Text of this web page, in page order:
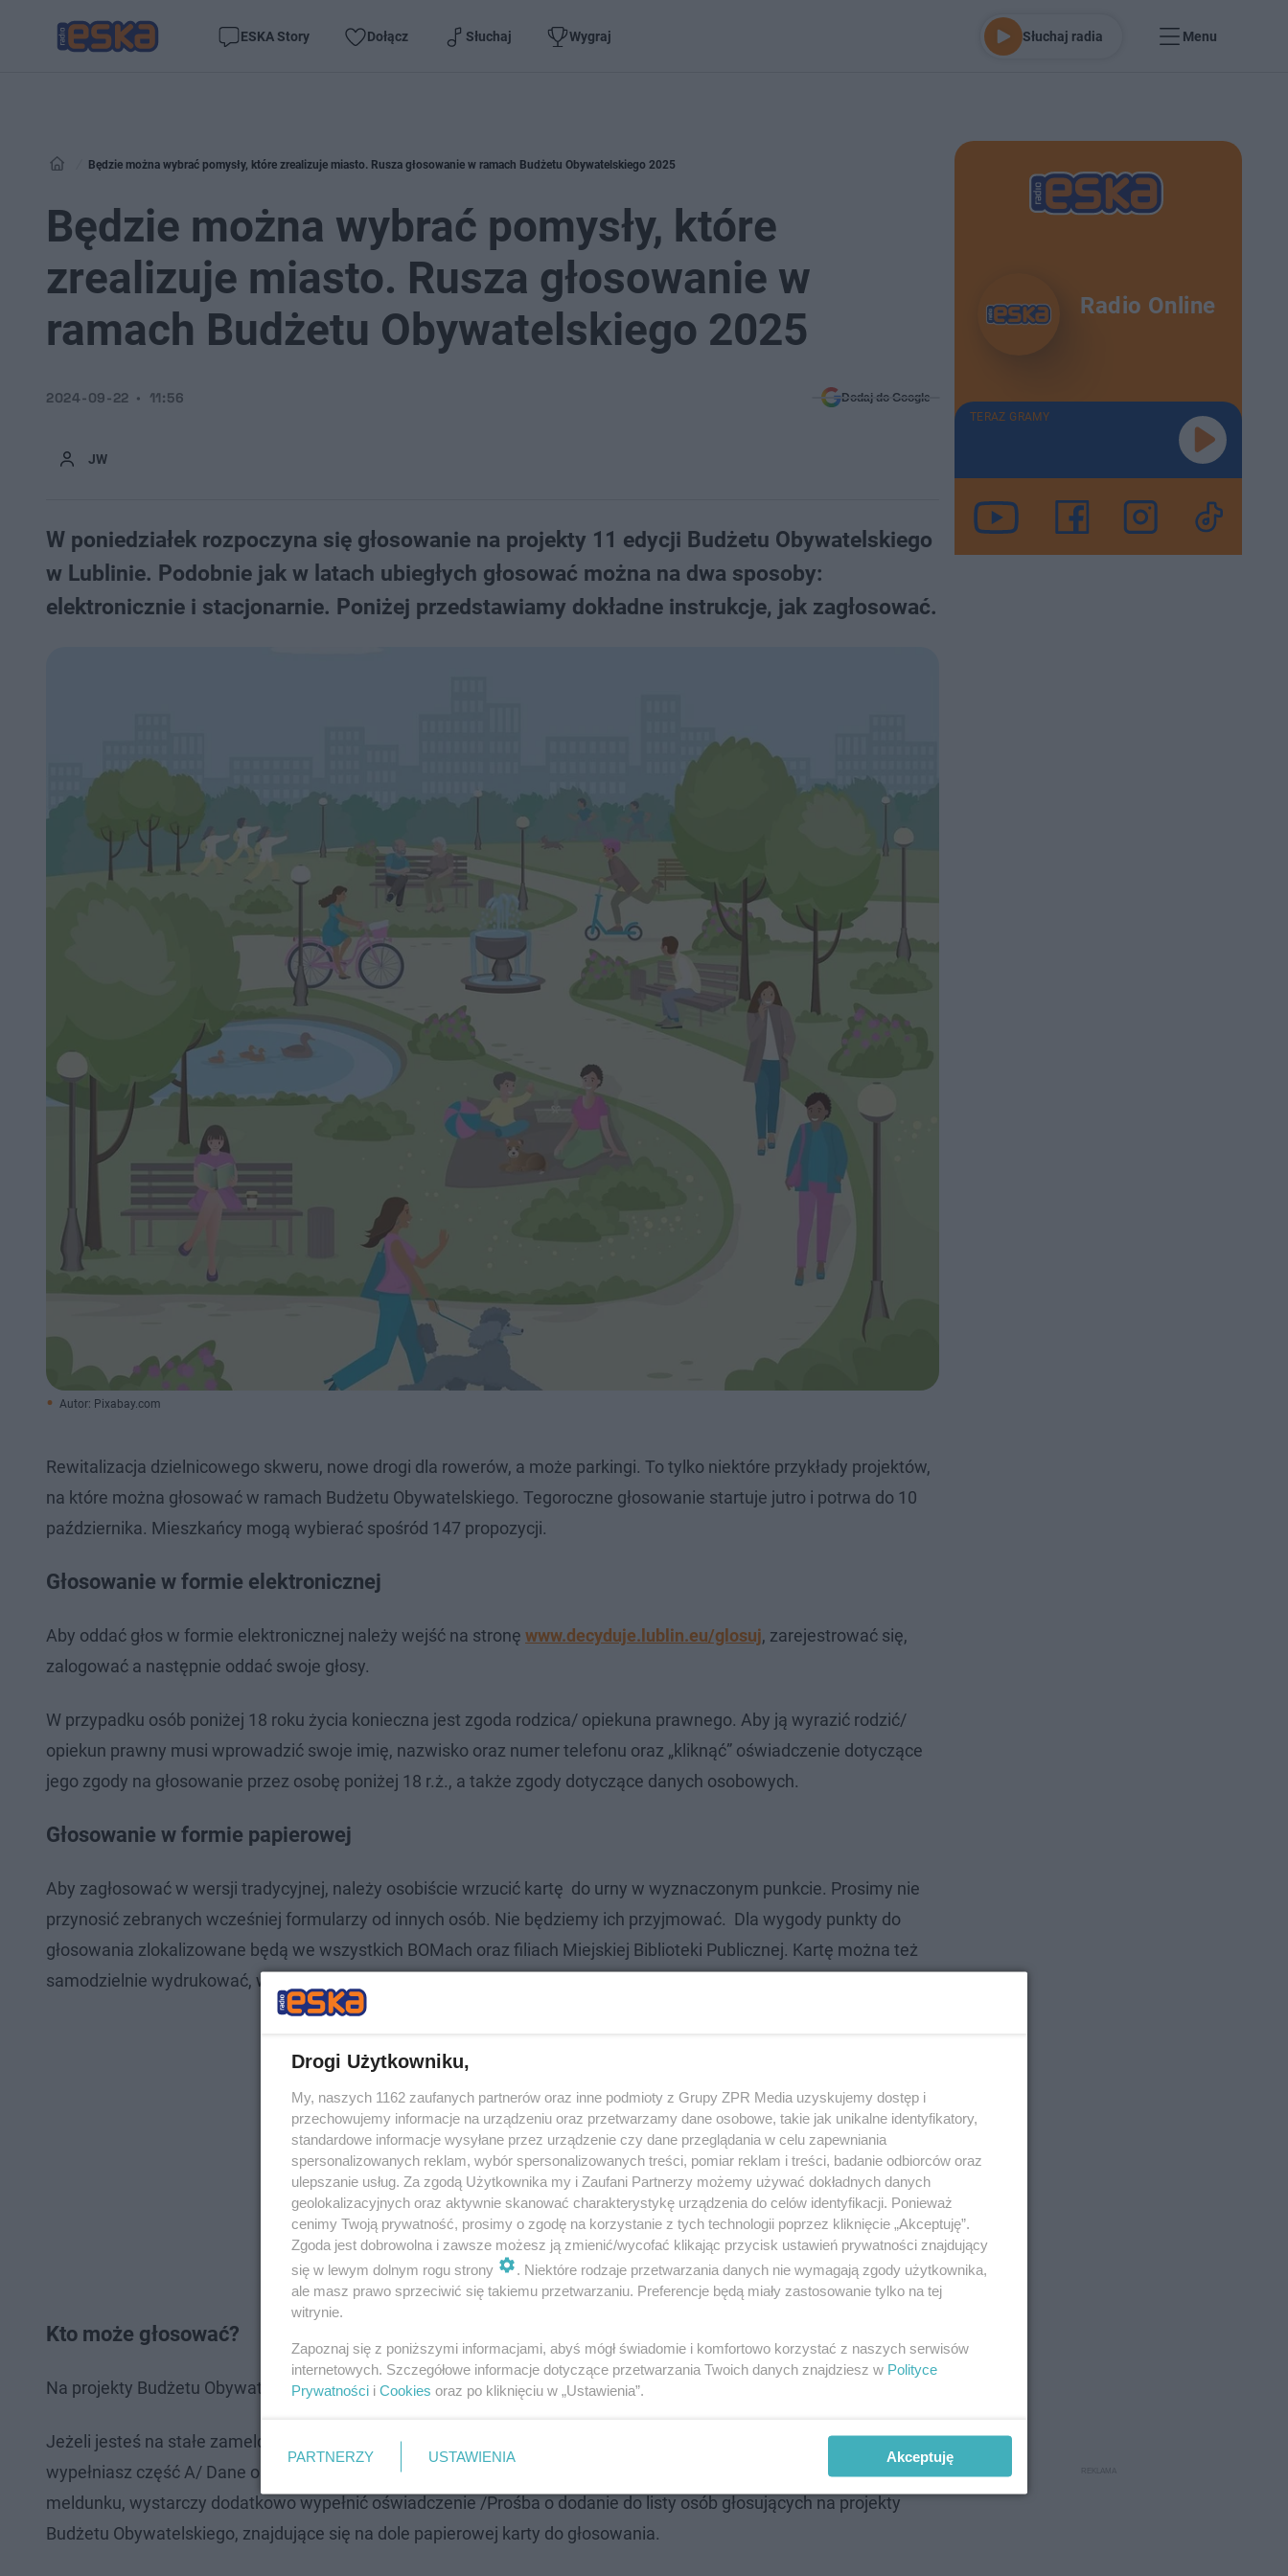
ESKA Story Dołącz Słuchaj Wygraj Słuchaj radia Menu
Będzie można wybrać pomysły, które zrealizuje miasto. Rusza głosowanie w ramach Budżetu Obywatelskiego 2025
Będzie można wybrać pomysły, które
zrealizuje miasto. Rusza głosowanie w
ramach Budżetu Obywatelskiego 2025
JW
2024-09-22 11:56 Dodaj do Google
W poniedziałek rozpoczyna się głosowanie na projekty 11 edycji Budżetu Obywatelskiego
w Lublinie. Podobnie jak w latach ubiegłych głosować można na dwa sposoby:
elektronicznie i stacjonarnie. Poniżej przedstawiamy dokładne instrukcje, jak zagłosować.
Autor: Pixabay.com
Rewitalizacja dzielnicowego skweru, nowe drogi dla rowerów, a może parkingi. To tylko niektóre przykłady projektów,
na które można głosować w ramach Budżetu Obywatelskiego. Tegoroczne głosowanie startuje jutro i potrwa do 10
października. Mieszkańcy mogą wybierać spośród 147 propozycji.
Głosowanie w formie elektronicznej
Aby oddać głos w formie elektronicznej należy wejść na stronę www.decyduje.lublin.eu/glosuj, zarejestrować się,
zalogować a następnie oddać swoje głosy.
W przypadku osób poniżej 18 roku życia konieczna jest zgoda rodzica/ opiekuna prawnego. Aby ją wyrazić rodzić/
opiekun prawny musi wprowadzić swoje imię, nazwisko oraz numer telefonu oraz „kliknąć” oświadczenie dotyczące
jego zgody na głosowanie przez osobę poniżej 18 r.ż., a także zgody dotyczące danych osobowych.
Głosowanie w formie papierowej
Aby zagłosować w wersji tradycyjnej, należy osobiście wrzucić kartę do urny w wyznaczonym punkcie. Prosimy nie
przynosić zebranych wcześniej formularzy od innych osób. Nie będziemy ich przyjmować. Dla wygody punkty do
głosowania zlokalizowane będą we wszystkich BOMach oraz filiach Miejskiej Biblioteki Publicznej. Kartę można też
samodzielnie wydrukować, wypełnić i przynieść do punktu. Karta do pobrania znajduje się tutaj.
Kto może głosować?
Na projekty Budżetu Obywatelskiego głosować może każda osoba, która mieszka w Lublinie, niezależnie od wieku.
Jeżeli jesteś na stałe zameldowana/ny w Lublinie lub dopisałaś/łeś się do listy osób głosujących na projekty BO –
wypełniasz część A/ Dane osoby głosującej na karcie do głosowania.Jeżeli mieszkasz w Lublinie ale nie masz
meldunku, wystarczy dodatkowo wypełnić oświadczenie /Prośba o dodanie do listy osób głosujących na projekty
Budżetu Obywatelskiego, znajdujące się na dole papierowej karty do głosowania.
Radio Online
TERAZ GRAMY
Drogi Użytkowniku,
My, naszych 1162 zaufanych partnerów oraz inne podmioty z Grupy ZPR Media uzyskujemy dostęp i
przechowujemy informacje na urządzeniu oraz przetwarzamy dane osobowe, takie jak unikalne identyfikatory,
standardowe informacje wysyłane przez urządzenie czy dane przeglądania w celu zapewniania
spersonalizowanych reklam, wybór spersonalizowanych treści, pomiar reklam i treści, badanie odbiorców oraz
ulepszanie usług. Za zgodą Użytkownika my i Zaufani Partnerzy możemy używać dokładnych danych
geolokalizacyjnych oraz aktywnie skanować charakterystykę urządzenia do celów identyfikacji. Ponieważ
cenimy Twoją prywatność, prosimy o zgodę na korzystanie z tych technologii poprzez kliknięcie „Akceptuję”.
Zgoda jest dobrowolna i zawsze możesz ją zmienić/wycofać klikając przycisk ustawień prywatności znajdujący
się w lewym dolnym rogu strony
. Niektóre rodzaje przetwarzania danych nie wymagają zgody użytkownika,
ale masz prawo sprzeciwić się takiemu przetwarzaniu. Preferencje będą miały zastosowanie tylko na tej
witrynie.
Zapoznaj się z poniższymi informacjami, abyś mógł świadomie i komfortowo korzystać z naszych serwisów
internetowych. Szczegółowe informacje dotyczące przetwarzania Twoich danych znajdziesz w Polityce
Prywatności i Cookies oraz po kliknięciu w „Ustawienia”.
PARTNERZY USTAWIENIA Akceptuję